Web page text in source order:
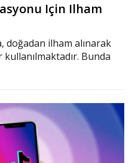
Için Ilham
doğadan ilham alınarak
Bunda